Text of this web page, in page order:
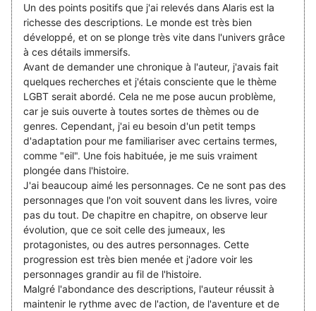
connait rien, et faisant la connaissance de compagnons
de route aux dévotions contraires et aux personnalités
hautes en couleurs, Lucine parviendra-t-elle à découvrir
bien plus qu’elle ne l’espérait ? Entre liens d’amour et
d’amitié, ce surprenant groupe d’aventuriers parviendra-t-
il à retrouver Solehan avant qu’il ne soit trop tard et à
sauver l’humanité ?
Un des points positifs que j'ai relevés dans Alaris est la
richesse des descriptions. Le monde est très bien
développé, et on se plonge très vite dans l'univers grâce
à ces détails immersifs.
Avant de demander une chronique à l'auteur, j'avais fait
quelques recherches et j'étais consciente que le thème
LGBT serait abordé. Cela ne me pose aucun problème,
car je suis ouverte à toutes sortes de thèmes ou de
genres. Cependant, j'ai eu besoin d'un petit temps
d'adaptation pour me familiariser avec certains termes,
comme "eil". Une fois habituée, je me suis vraiment
plongée dans l'histoire.
J'ai beaucoup aimé les personnages. Ce ne sont pas des
personnages que l'on voit souvent dans les livres, voire
pas du tout. De chapitre en chapitre, on observe leur
évolution, que ce soit celle des jumeaux, les
protagonistes, ou des autres personnages. Cette
progression est très bien menée et j'adore voir les
personnages grandir au fil de l'histoire.
Malgré l'abondance des descriptions, l'auteur réussit à
maintenir le rythme avec de l'action, de l'aventure et de